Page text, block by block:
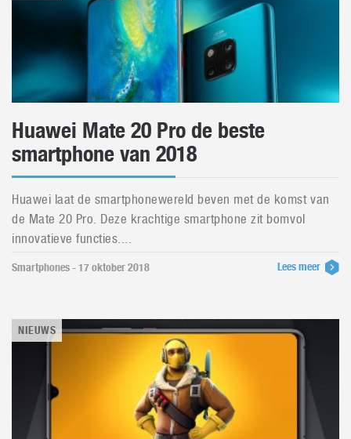
Huawei Mate 20 Pro de beste
smartphone van 2018
Huawei laat de smartphonewereld beven met de komst van
de Mate 20 Pro. Deze krachtige smartphone zit bomvol
innovatieve functies....
Smartphones - 17 oktober 2018 Lees meer
NIEUWS